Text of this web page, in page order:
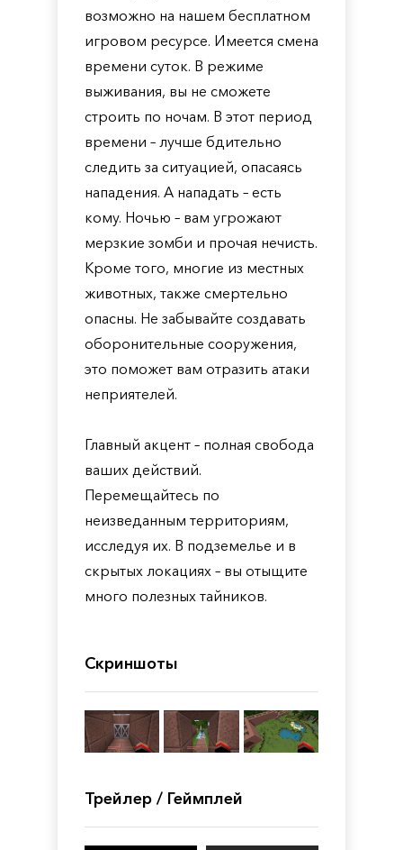
возможно на нашем бесплатном
игровом ресурсе. Имеется смена
времени суток. В режиме
выживания, вы не сможете
строить по ночам. В этот период
времени – лучше бдительно
следить за ситуацией, опасаясь
нападения. А нападать – есть
кому. Ночью – вам угрожают
мерзкие зомби и прочая нечисть.
Кроме того, многие из местных
животных, также смертельно
опасны. Не забывайте создавать
оборонительные сооружения,
это поможет вам отразить атаки
неприятелей.
Главный акцент – полная свобода
ваших действий.
Перемещайтесь по
неизведанным территориям,
исследуя их. В подземелье и в
скрытых локациях – вы отыщите
много полезных тайников.
Скриншоты
Трейлер / Геймплей